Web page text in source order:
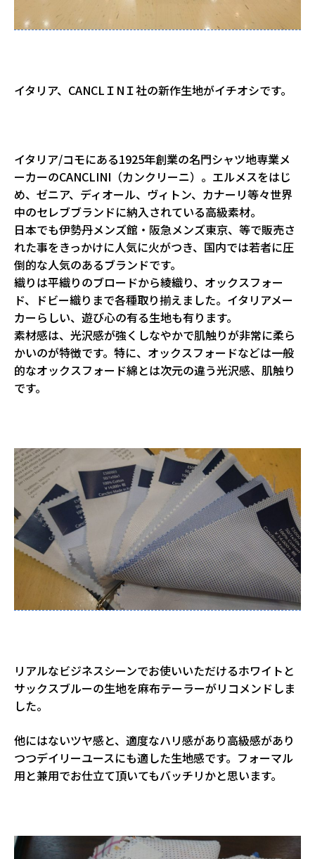
イタリア、CANCLＩNＩ社の新作生地がイチオシです。
イタリア/コモにある1925年創業の名門シャツ地専業メ
ーカーのCANCLINI（カンクリーニ）。エルメスをはじ
め、ゼニア、ディオール、ヴィトン、カナーリ等々世界
中のセレブブランドに納入されている高級素材。
日本でも伊勢丹メンズ館・阪急メンズ東京、等で販売さ
れた事をきっかけに人気に火がつき、国内では若者に圧
倒的な人気のあるブランドです。
織りは平織りのブロードから綾織り、オックスフォー
ド、ドビー織りまで各種取り揃えました。イタリアメー
カーらしい、遊び心の有る生地も有ります。
素材感は、光沢感が強くしなやかで肌触りが非常に柔ら
かいのが特徴です。特に、オックスフォードなどは一般
的なオックスフォード綿とは次元の違う光沢感、肌触り
です。
リアルなビジネスシーンでお使いいただけるホワイトと
サックスブルーの生地を麻布テーラーがリコメンドしま
した。
他にはないツヤ感と、適度なハリ感があり高級感があり
つつデイリーユースにも適した生地感です。フォーマル
用と兼用でお仕立て頂いてもバッチリかと思います。